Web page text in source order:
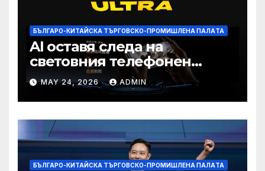
БЪЛГАРО-КИТАЙСКА ТЪРГОВСКО-ПРОМИШЛЕНА ПАЛAТА
AI оставя следа на
световния телефонен
пазар
MAY 24, 2026 ADMIN
БЪЛГАРО-КИТАЙСКА ТЪРГОВСКО-ПРОМИШЛЕНА ПАЛAТА